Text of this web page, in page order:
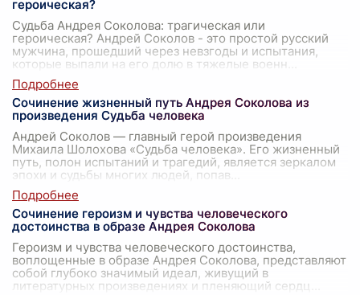
героическая?
Судьба Андрея Соколова: трагическая или
героическая? Андрей Соколов - это простой русский
мужчина, прошедший через невзгоды и испытания,
которые выпали на его долю в тяжелые военн
Сочинение жизненный путь Андрея Соколова из
произведения Судьба человека
Андрей Соколов — главный герой произведения
Михаила Шолохова «Судьба человека». Его жизненный
путь, полон испытаний и трагедий, является зеркалом
эпохи и судьбы многих людей, попав
Сочинение героизм и чувства человеческого
достоинства в образе Андрея Соколова
Героизм и чувства человеческого достоинства,
воплощенные в образе Андрея Соколова, представляют
собой глубоко значимый идеал, живущий в
литературных произведениях и пленяющий сердц